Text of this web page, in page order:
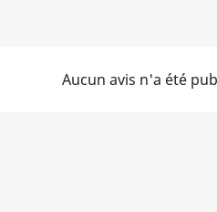
Aucun avis n'a été